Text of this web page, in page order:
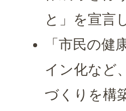
と」を宣言
「市民の
イン化など
づくりを構